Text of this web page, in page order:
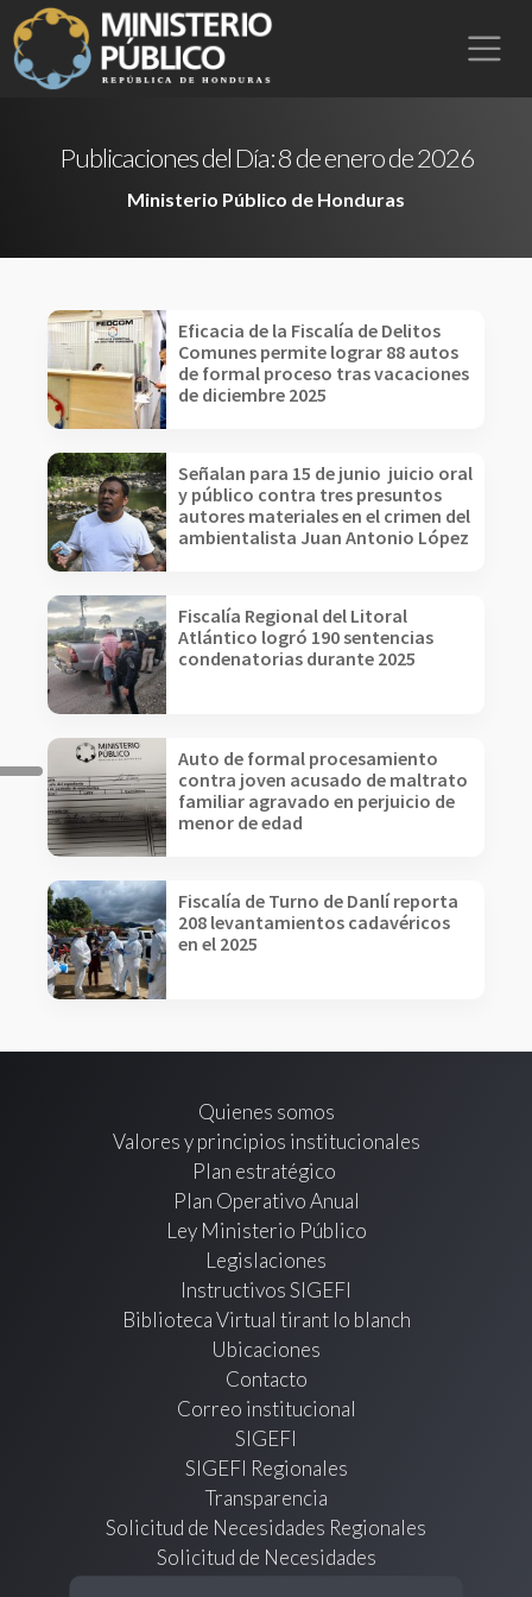
Publicaciones del Día:8 de enero de 2026
Ministerio Público de Honduras
Eficacia de la Fiscalía de Delitos
Comunes permite lograr 88 autos
de formal proceso tras vacaciones
de diciembre 2025
Señalan para 15 de junio juicio oral
y público contra tres presuntos
autores materiales en el crimen del
ambientalista Juan Antonio López
Fiscalía Regional del Litoral
Atlántico logró 190 sentencias
condenatorias durante 2025
Auto de formal procesamiento
contra joven acusado de maltrato
familiar agravado en perjuicio de
menor de edad
Fiscalía de Turno de Danlí reporta
208 levantamientos cadavéricos
en el 2025
Quienes somos
Valores y principios institucionales
Plan estratégico
Plan Operativo Anual
Ley Ministerio Público
Legislaciones
Instructivos SIGEFI
Biblioteca Virtual tirant lo blanch
Ubicaciones
Contacto
Correo institucional
SIGEFI
SIGEFI Regionales
Transparencia
Solicitud de Necesidades Regionales
Solicitud de Necesidades